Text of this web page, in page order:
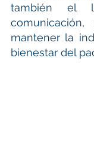
también el
comunicación,
mantener la
bienestar del